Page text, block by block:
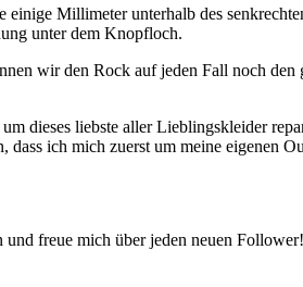
Millimeter unterhalb des
unter dem Knopfloch.
wir den Rock auf jeden Fall noch den
dieses liebste aller Lieblingskleider
dass ich mich zuerst um meine eigenen
und freue mich über jeden neuen Follower!